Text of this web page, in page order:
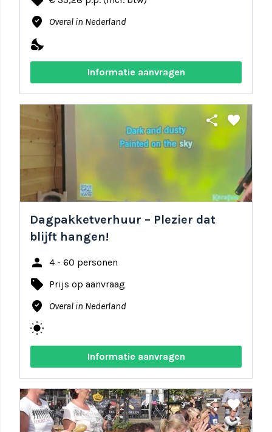
where_to_vote Overal in Nederland
nights_stay
Informatie aanvragen
share favorite
Dagpakketverhuur – Plezier dat
blijft hangen!
person 4 - 60 personen
local_offer Prijs op aanvraag
where_to_vote Overal in Nederland
wb_sunny
Informatie aanvragen
share favorite